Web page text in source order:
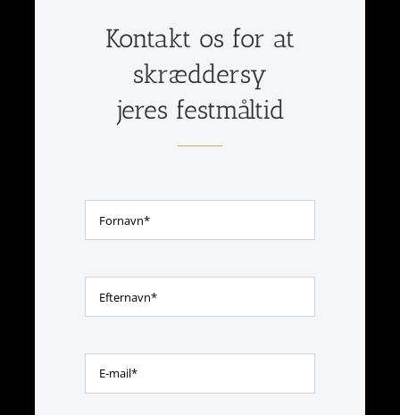
Kontakt os for at
skræddersy
jeres festmåltid